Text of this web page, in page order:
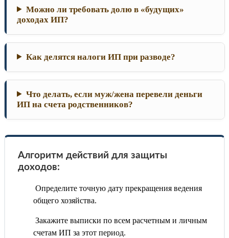
Можно ли требовать долю в «будущих»
доходах ИП?
Как делятся налоги ИП при разводе?
Что делать, если муж/жена перевели деньги
ИП на счета родственников?
Алгоритм действий для защиты
доходов:
Определите точную дату прекращения ведения
общего хозяйства.
Закажите выписки по всем расчетным и личным
счетам ИП за этот период.